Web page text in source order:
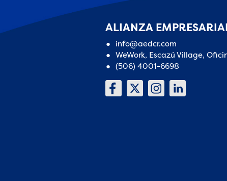
ALIANZA
info@aedcr.com
WeWork, Escazú Village,
(506) 4001-6698